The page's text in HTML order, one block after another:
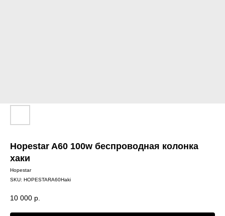
Hopestar A60 100w беспроводная колонка
хаки
Hopestar
SKU: HOPESTARA60Haki
10 000 р.